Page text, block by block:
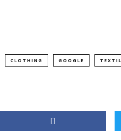
CLOTHING GOOGLE TEXTIL